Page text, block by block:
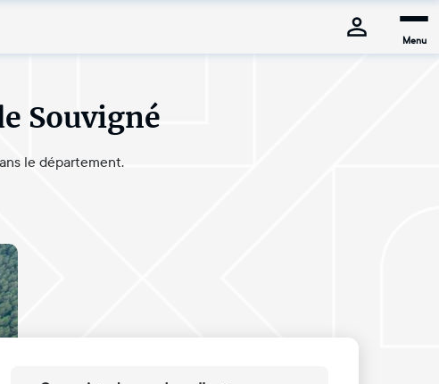
Menu
Souvigné
le département​.